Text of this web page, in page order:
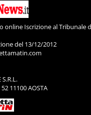
online Iscrizione al Tribunale
del 13/12/2012
S.R.L.
11100 AOSTA